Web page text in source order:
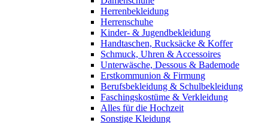
Herrenbekleidung
Herrenschuhe
Kinder- & Jugendbekleidung
Handtaschen, Rucksäcke & Koffer
Schmuck, Uhren & Accessoires
Unterwäsche, Dessous & Bademode
Erstkommunion & Firmung
Berufsbekleidung & Schulbekleidung
Faschingskostüme & Verkleidung
Alles für die Hochzeit
Sonstige Kleidung